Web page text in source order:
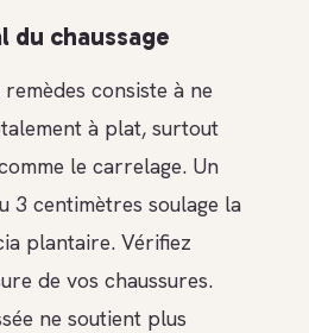
du chaussage
remèdes consiste à ne
à plat, surtout
le carrelage. Un
3 centimètres soulage la
plantaire. Vérifiez
de vos chaussures.
ne soutient plus